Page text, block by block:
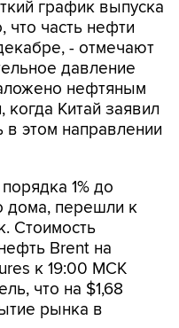
- отмечают
давление
нефтяным
Китай заявил
этом направлении
1% до
Стоимость
Brent на
к 19:00 МСК
что на $1,68
рынка в